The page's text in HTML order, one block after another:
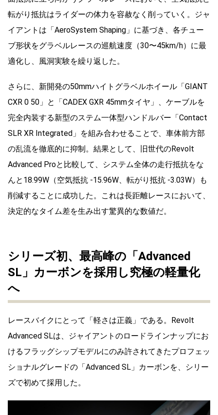
転がり抵抗はライダーの体力を容赦なく削っていく。ジャ
イアントは「AeroSystem Shaping」に基づき、各チュー
ブ形状をグラベルレースの巡航速度（30〜45km/h）に最
適化し、風洞実験を繰り返した。
さらに、新開発の50mmハイトグラベルホイール「GIANT
CXR 0 50」と「CADEX GXR 45mmタイヤ」、ケーブルを
完全内装する新型のステム一体型ハンドルバー「Contact
SLR XR Integrated」を組み合わせることで、車体前方部
の乱流を徹底的に抑制。結果として、旧世代のRevolt
Advanced Proと比較して、システム全体の走行抵抗をな
んと18.99W（空気抵抗 -15.96W、転がり抵抗 -3.03W）も
削減することに成功した。これは長距離レースにおいて、
決定的なタイム差を生み出す驚異的な数値だ。
シリーズ初、最高峰の「Advanced
SL」カーボンを採用し究極の軽量化
へ
レースバイクにとって「軽さは正義」である。Revolt
Advanced SLは、ジャイアントのロードラインナップにお
けるフラッグシップモデルにのみ許されてきたプロフェッ
ショナルグレードの「Advanced SL」カーボンを、シリー
ズで初めて採用した。